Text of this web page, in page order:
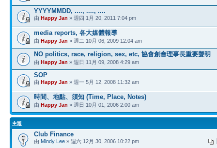
YYYYMMDD, ...., ...., ....
由 Happy Jan » 週四 1月 20, 2011 7:04 pm
media reports, 各大媒體報導
由 Happy Jan » 週二 10月 06, 2009 12:04 am
NO politics, race, religion, sex, etc, 協會創會理事長重要聲明
由 Happy Jan » 週日 11月 09, 2008 4:29 am
SOP
由 Happy Jan » 週一 5月 12, 2008 11:32 am
時間、地點、須知 (Time, Place, Notes)
由 Happy Jan » 週日 10月 01, 2006 2:00 am
主題
Club Finance
由 Mindy Lee » 週六 12月 30, 2006 10:22 pm